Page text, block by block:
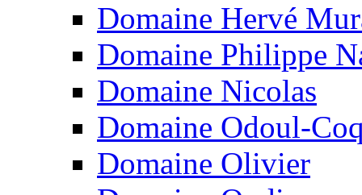
Domaine Hervé
Domaine Philippe
Domaine Nicolas
Domaine Odoul-
Domaine Olivier